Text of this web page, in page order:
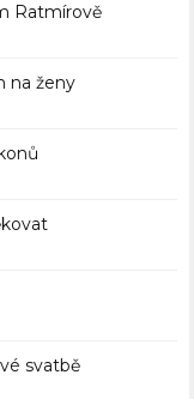
Ratmírově
na ženy
svatbě